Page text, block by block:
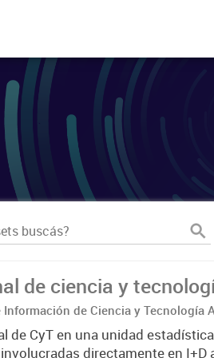
de ciencia y
Información de Ciencia y Tecnología
de CyT en una unidad
directamente en I+D